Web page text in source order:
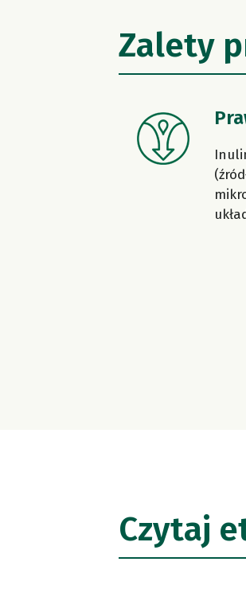
Zalety
Czytaj